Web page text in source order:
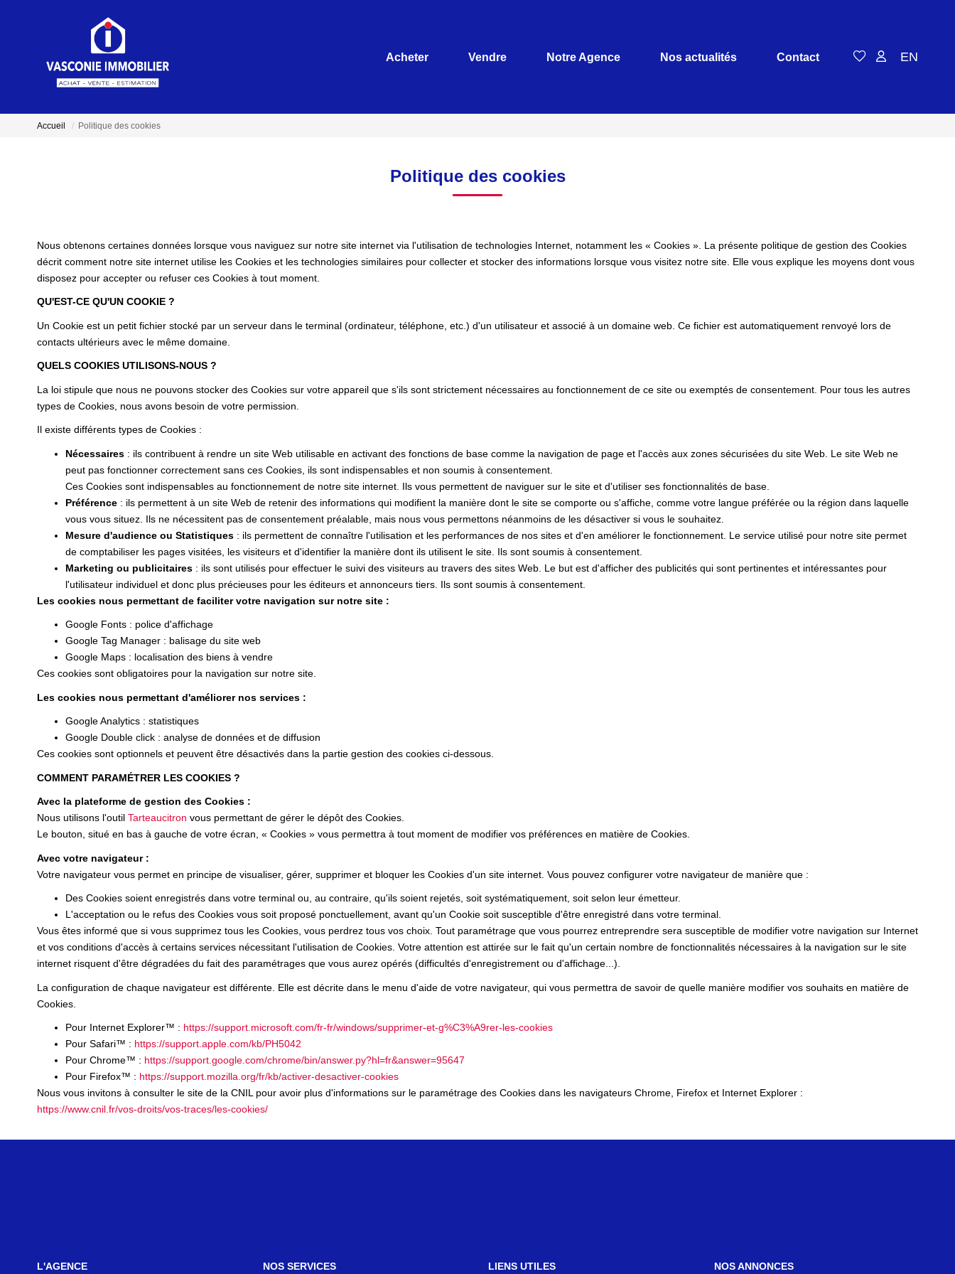
Acheter Vendre Notre Agence Nos actualités Contact EN
Accueil Politique des cookies
Politique des cookies
Nous obtenons certaines données lorsque vous naviguez sur notre site internet via l'utilisation de technologies Internet, notamment les « Cookies ». La présente politique de gestion des Cookies
décrit comment notre site internet utilise les Cookies et les technologies similaires pour collecter et stocker des informations lorsque vous visitez notre site. Elle vous explique les moyens dont vous
disposez pour accepter ou refuser ces Cookies à tout moment.
QU'EST-CE QU'UN COOKIE ?
Un Cookie est un petit fichier stocké par un serveur dans le terminal (ordinateur, téléphone, etc.) d'un utilisateur et associé à un domaine web. Ce fichier est automatiquement renvoyé lors de
contacts ultérieurs avec le même domaine.
QUELS COOKIES UTILISONS-NOUS ?
La loi stipule que nous ne pouvons stocker des Cookies sur votre appareil que s'ils sont strictement nécessaires au fonctionnement de ce site ou exemptés de consentement. Pour tous les autres
types de Cookies, nous avons besoin de votre permission.
Il existe différents types de Cookies :
Nécessaires : ils contribuent à rendre un site Web utilisable en activant des fonctions de base comme la navigation de page et l'accès aux zones sécurisées du site Web. Le site Web ne
peut pas fonctionner correctement sans ces Cookies, ils sont indispensables et non soumis à consentement.
Ces Cookies sont indispensables au fonctionnement de notre site internet. Ils vous permettent de naviguer sur le site et d'utiliser ses fonctionnalités de base.
Préférence : ils permettent à un site Web de retenir des informations qui modifient la manière dont le site se comporte ou s'affiche, comme votre langue préférée ou la région dans laquelle
vous vous situez. Ils ne nécessitent pas de consentement préalable, mais nous vous permettons néanmoins de les désactiver si vous le souhaitez.
Mesure d'audience ou Statistiques : ils permettent de connaître l'utilisation et les performances de nos sites et d'en améliorer le fonctionnement. Le service utilisé pour notre site permet
de comptabiliser les pages visitées, les visiteurs et d'identifier la manière dont ils utilisent le site. Ils sont soumis à consentement.
Marketing ou publicitaires : ils sont utilisés pour effectuer le suivi des visiteurs au travers des sites Web. Le but est d'afficher des publicités qui sont pertinentes et intéressantes pour
l'utilisateur individuel et donc plus précieuses pour les éditeurs et annonceurs tiers. Ils sont soumis à consentement.
Les cookies nous permettant de faciliter votre navigation sur notre site :
Google Fonts : police d'affichage
Google Tag Manager : balisage du site web
Google Maps : localisation des biens à vendre
Ces cookies sont obligatoires pour la navigation sur notre site.
Les cookies nous permettant d'améliorer nos services :
Google Analytics : statistiques
Google Double click : analyse de données et de diffusion
Ces cookies sont optionnels et peuvent être désactivés dans la partie gestion des cookies ci-dessous.
COMMENT PARAMÉTRER LES COOKIES ?
Avec la plateforme de gestion des Cookies :
Nous utilisons l'outil Tarteaucitron vous permettant de gérer le dépôt des Cookies.
Le bouton, situé en bas à gauche de votre écran, « Cookies » vous permettra à tout moment de modifier vos préférences en matière de Cookies.
Avec votre navigateur :
Votre navigateur vous permet en principe de visualiser, gérer, supprimer et bloquer les Cookies d'un site internet. Vous pouvez configurer votre navigateur de manière que :
Des Cookies soient enregistrés dans votre terminal ou, au contraire, qu'ils soient rejetés, soit systématiquement, soit selon leur émetteur.
L'acceptation ou le refus des Cookies vous soit proposé ponctuellement, avant qu'un Cookie soit susceptible d'être enregistré dans votre terminal.
Vous êtes informé que si vous supprimez tous les Cookies, vous perdrez tous vos choix. Tout paramétrage que vous pourrez entreprendre sera susceptible de modifier votre navigation sur Internet
et vos conditions d'accès à certains services nécessitant l'utilisation de Cookies. Votre attention est attirée sur le fait qu'un certain nombre de fonctionnalités nécessaires à la navigation sur le site
internet risquent d'être dégradées du fait des paramétrages que vous aurez opérés (difficultés d'enregistrement ou d'affichage...).
La configuration de chaque navigateur est différente. Elle est décrite dans le menu d'aide de votre navigateur, qui vous permettra de savoir de quelle manière modifier vos souhaits en matière de
Cookies.
Pour Internet Explorer™ : https://support.microsoft.com/fr-fr/windows/supprimer-et-g%C3%A9rer-les-cookies
Pour Safari™ : https://support.apple.com/kb/PH5042
Pour Chrome™ : https://support.google.com/chrome/bin/answer.py?hl=fr&answer=95647
Pour Firefox™ : https://support.mozilla.org/fr/kb/activer-desactiver-cookies
Nous vous invitons à consulter le site de la CNIL pour avoir plus d'informations sur le paramétrage des Cookies dans les navigateurs Chrome, Firefox et Internet Explorer :
https://www.cnil.fr/vos-droits/vos-traces/les-cookies/
L'AGENCE NOS SERVICES LIENS UTILES NOS ANNONCES